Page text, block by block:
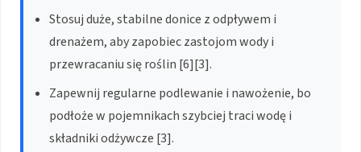
Stosuj duże, stabilne donice z odpływem i
drenażem, aby zapobiec zastojom wody i
przewracaniu się roślin [6][3].
Zapewnij regularne podlewanie i nawożenie, bo
podłoże w pojemnikach szybciej traci wodę i
składniki odżywcze [3].